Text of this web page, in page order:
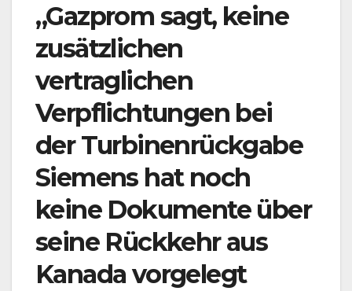
„Gazprom sagt, keine
zusätzlichen
vertraglichen
Verpflichtungen bei
der Turbinenrückgabe
Siemens hat noch
keine Dokumente über
seine Rückkehr aus
Kanada vorgelegt